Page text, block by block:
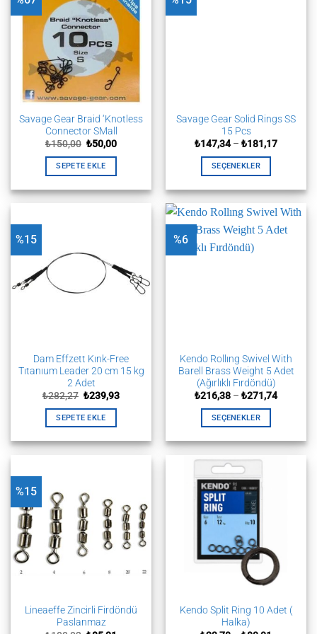
Savage Gear Braid ‘Knotless
Connector SMall
₺150,00 Orijinal
fiyat:
₺150,00.
₺50,00Şu
SEPETE EKLE
Savage Gear Solid Rings SS
15 Pcs
₺147,34 – ₺181,17Fiyat
SEÇENEKLER
ürünün
birden
fazla
varyasyonu
var.
%15
Dam Effzett Kınk-Free
Tıtanıum Leader 20 cm 15 kg
2 Adet
₺282,27 Orijinal
₺282,27.
₺239,93Şu
SEPETE EKLE
%6
Kendo Rollıng Swivel With
Barell Brass Weight 5 Adet
(Ağırlıklı Fırdöndü)
₺216,38 – ₺271,74Fiyat
SEÇENEKLER
ürünün
birden
fazla
varyasyonu
Seçenekler
ürün
sayfasından
seçilebilir
%15
Lineaeffe Zincirli Firdöndü
Paslanmaz
Kendo Split Ring 10 Adet (
Halka)